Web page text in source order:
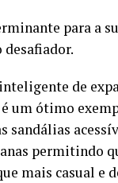
para a
de
um ótimo
sandálias
permitindo
mais casual e